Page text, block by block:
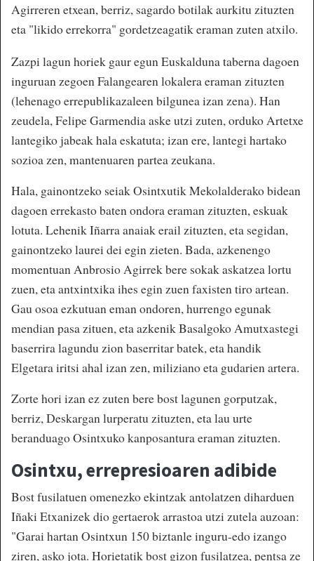
Agirreren etxean, berriz, sagardo botilak aurkitu zituzten
eta "likido errekorra" gordetzeagatik eraman zuten atxilo.
Zazpi lagun horiek gaur egun Euskalduna taberna dagoen
inguruan zegoen Falangearen lokalera eraman zituzten
(lehenago errepublikazaleen bilgunea izan zena). Han
zeudela, Felipe Garmendia aske utzi zuten, orduko Artetxe
lantegiko jabeak hala eskatuta; izan ere, lantegi hartako
sozioa zen, mantenuaren partea zeukana.
Hala, gainontzeko seiak Osintxutik Mekolalderako bidean
dagoen errekasto baten ondora eraman zituzten, eskuak
lotuta. Lehenik Iñarra anaiak erail zituzten, eta segidan,
gainontzeko laurei dei egin zieten. Bada, azkenengo
momentuan Anbrosio Agirrek bere sokak askatzea lortu
zuen, eta antxintxika ihes egin zuen faxisten tiro artean.
Gau osoa ezkutuan eman ondoren, hurrengo egunak
mendian pasa zituen, eta azkenik Basalgoko Amutxastegi
baserrira lagundu zion baserritar batek, eta handik
Elgetara iritsi ahal izan zen, miliziano eta gudarien artera.
Zorte hori izan ez zuten bere bost lagunen gorputzak,
berriz, Deskargan lurperatu zituzten, eta lau urte
beranduago Osintxuko kanposantura eraman zituzten.
Osintxu, errepresioaren adibide
Bost fusilatuen omenezko ekintzak antolatzen diharduen
Iñaki Etxanizek dio gertaerok arrastoa utzi zutela auzoan:
"Garai hartan Osintxun 150 biztanle inguru-edo izango
ziren, asko jota. Horietatik bost gizon fusilatzea, pentsa ze